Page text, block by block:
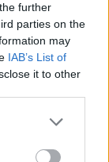
further
parties on the
may
IAB’s List of
it to other
more Google
may click to
nella